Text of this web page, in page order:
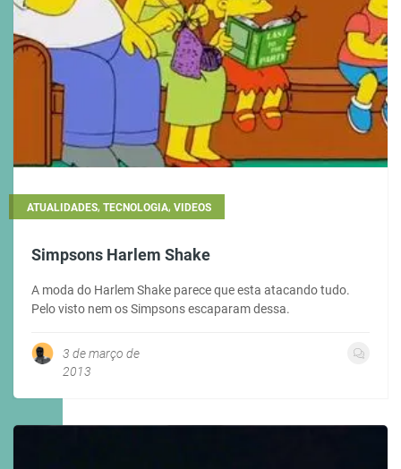
ATUALIDADES, TECNOLOGIA, VIDEOS
Simpsons Harlem Shake
A moda do Harlem Shake parece que esta atacando tudo.
Pelo visto nem os Simpsons escaparam dessa.
3 de março de
2013